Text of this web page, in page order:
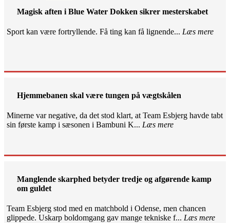
Magisk aften i Blue Water Dokken sikrer mesterskabet
Sport kan være fortryllende. Få ting kan få lignende... Læs mere
Hjemmebanen skal være tungen på vægtskålen
Minerne var negative, da det stod klart, at Team Esbjerg havde tabt
sin første kamp i sæsonen i Bambuni K... Læs mere
Manglende skarphed betyder tredje og afgørende kamp
om guldet
Team Esbjerg stod med en matchbold i Odense, men chancen
glippede. Uskarp boldomgang gav mange tekniske f... Læs mere